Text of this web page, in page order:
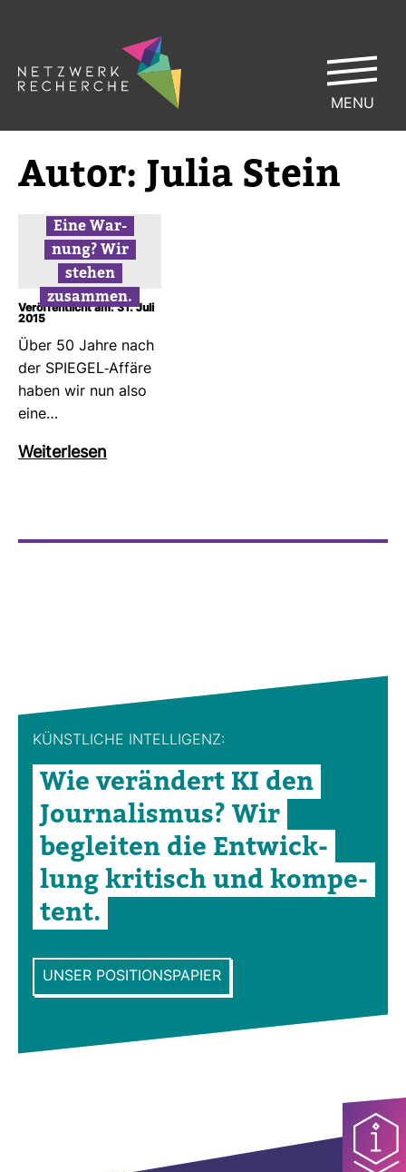
Autor:Julia Stein
Eine War­
nung? Wir
stehen
zusammen.
Veröffentlicht am: 31. Juli
2015
Über 50 Jahre nach
der SPIEGEL-​Affäre
haben wir nun also
eine…
Wei­ter­lesen
KÜNST­LICHE INTEL­LI­GENZ:
Wie ver­än­dert KI den
Jour­na­lismus? Wir
begleiten die Ent­wick­
lung kri­tisch und kom­pe­
tent.
UNSER POSITIONSPAPIER
MENU